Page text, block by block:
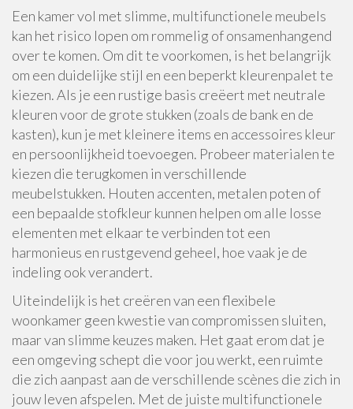
Een kamer vol met slimme, multifunctionele meubels
kan het risico lopen om rommelig of onsamenhangend
over te komen. Om dit te voorkomen, is het belangrijk
om een duidelijke stijl en een beperkt kleurenpalet te
kiezen. Als je een rustige basis creëert met neutrale
kleuren voor de grote stukken (zoals de bank en de
kasten), kun je met kleinere items en accessoires kleur
en persoonlijkheid toevoegen. Probeer materialen te
kiezen die terugkomen in verschillende
meubelstukken. Houten accenten, metalen poten of
een bepaalde stofkleur kunnen helpen om alle losse
elementen met elkaar te verbinden tot een
harmonieus en rustgevend geheel, hoe vaak je de
indeling ook verandert.
Uiteindelijk is het creëren van een flexibele
woonkamer geen kwestie van compromissen sluiten,
maar van slimme keuzes maken. Het gaat erom dat je
een omgeving schept die voor jou werkt, een ruimte
die zich aanpast aan de verschillende scènes die zich in
jouw leven afspelen. Met de juiste multifunctionele